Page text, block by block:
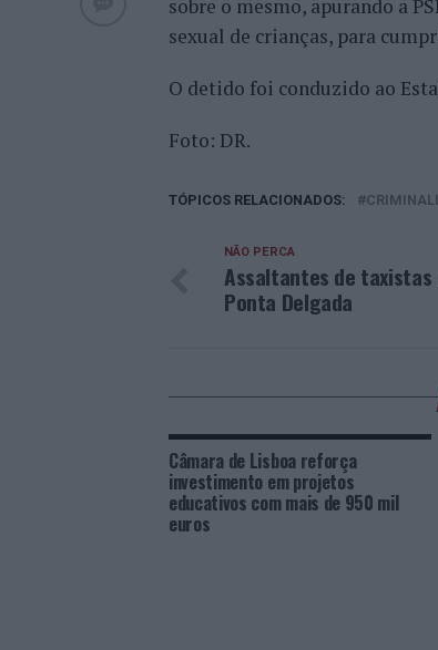
sobre o mesmo, apurando a
sexual de crianças, para
O detido foi conduzido ao
Foto: DR.
TÓPICOS RELACIONADOS:
NÃO PERCA
Assaltantes de taxistas
Ponta Delgada
Câmara de Lisboa reforça
investimento em projetos
educativos com mais de 950 mil
euros